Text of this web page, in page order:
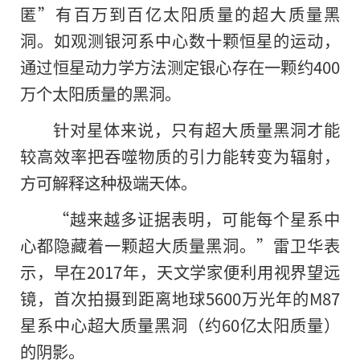
匿”有百万到百亿太阳质量的超大质量黑
洞。如观测银河系中心数十颗恒星的运动，
通过恒星动力学方法测定银心存在一颗约400
万个太阳质量的黑洞。
针对星体来说，只有超大质量黑洞才能
较高效率把吞噬物质的引力能转变为辐射，
方可解释这种极端天体。
“越来越多证据表明，可能每个星系中
心都隐藏着一颗超大质量黑洞。”雷卫华表
示，早在2017年，天文学家便利用视界望远
镜，首次拍摄到距离地球5600万光年的M87
星系中心超大质量黑洞（约60亿太阳质量）
的阴影。